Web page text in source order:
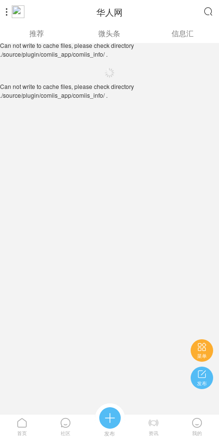
 华人网 
./source/plugin/comiis_app/comiis_info/ .
推荐 微头条 信息汇
Can not write to cache files, please check directory
./source/plugin/comiis_app/comiis_info/ .

菜单

发布

首页

社区

发布

资讯

我的
Can not write to cache files, please check directory
./source/plugin/comiis_app/comiis_info/ .